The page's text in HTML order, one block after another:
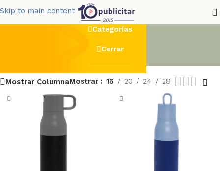
Skip to main content Termos
Categorías
Cerrar
Mostrar ColumnaMostrar 16 20 24 28